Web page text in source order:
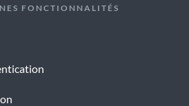
FONCTIONNALITÉS